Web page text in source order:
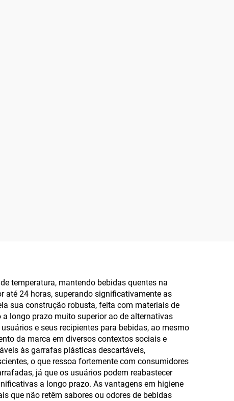
temperatura, mantendo bebidas quentes na
até 24 horas, superando significativamente as
sua construção robusta, feita com materiais de
longo prazo muito superior ao de alternativas
e seus recipientes para bebidas, ao mesmo
da marca em diversos contextos sociais e
às garrafas plásticas descartáveis,
o que ressoa fortemente com consumidores
já que os usuários podem reabastecer
a longo prazo. As vantagens em higiene
que não retêm sabores ou odores de bebidas